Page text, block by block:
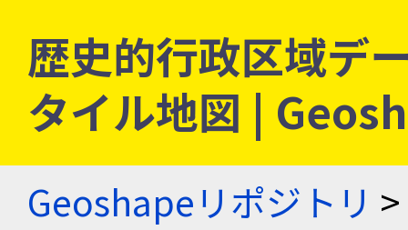
歴史的行政区域デ
タイル地図 |
Geoshapeリポジトリ >